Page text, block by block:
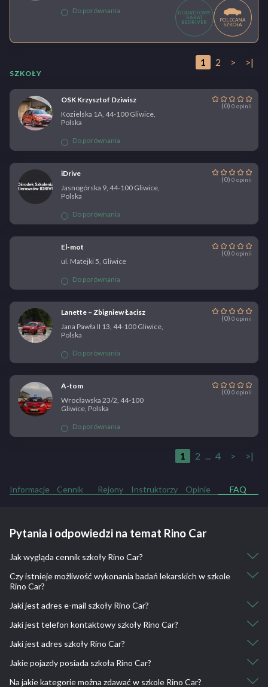
Do porównania
DODATKOWY
RABAT
BEDRIVER
POLECANA
SZKOŁA
1 2 > >|
SZKOŁY
OSK Krzysztof Dziwisz
(0) 0 opinii
Kozielska 1A, 44-100 Gliwice,
Polska
Do porównania
iDrive
(0) 0 opinii
Jasnogórska 9, 44-100 Gliwice,
Polska
Do porównania
El-mot
(0) 0 opinii
ul. Matejki 5, Gliwice
Do porównania
Lanette – Zbigniew Łacisz
(0) 0 opinii
Jana Pawła II 13, 44-100 Gliwice,
Polska
Do porównania
A-tom
(0) 0 opinii
Wrocławska 23/2, 44-100
Gliwice, Polska
Do porównania
1 2 ... 4 > >|
Informacje Cennik Rejony Instruktorzy Opinie FAQ
Pytania i odpowiedzi na temat Rino Car
Jak wygląda cennik szkoły Rino Car?
Kurs kat. B: 1700
Kurs kat. C, C+E: 2800
Kurs kat. C i C+E: 5000
Kurs kat. D po C: 3800
Jazdy dodatkowe dla naszych kursantów - kat. B: 50
Jazdy dodatkowe dla innych kursantów - kat. B: 60
Jazdy dodatkowe dla naszych kursantów - kat. C: 80
Czy istnieje możliwość wykonania badań lekarskich w szkole
Rino Car?
Nie, nie ma takiej możliwości.
Jaki jest adres e-mail szkoły Rino Car?
rino1@interia.eu
Jaki jest telefon kontaktowy szkoły Rino Car?
32 230 28 03, 515 280 496, 601 999 128
Jaki jest adres szkoły Rino Car?
44-121 Gliwice, Polska
Jakie pojazdy posiada szkoła Rino Car?
Na jakie kategorie można zdawać w szkole Rino Car?